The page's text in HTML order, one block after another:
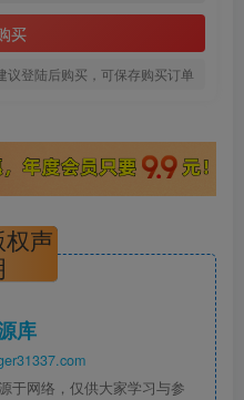
买
议登陆后购买，可保存购买订单
声
库
于网络，仅供大家学习与参